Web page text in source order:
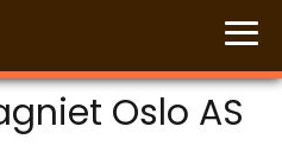
Oslo AS